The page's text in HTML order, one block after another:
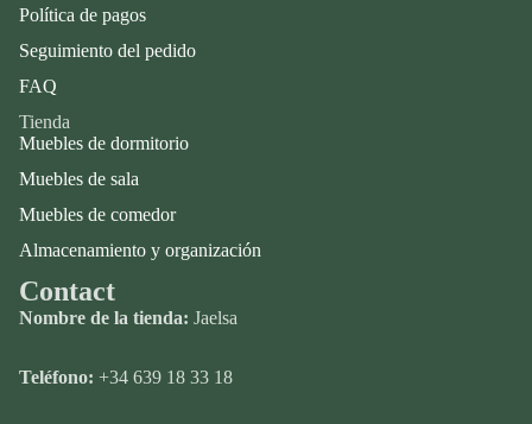
Política de pagos
Seguimiento del pedido
FAQ
Tienda
Muebles de dormitorio
Muebles de sala
Muebles de comedor
Almacenamiento y organización
Contact
Nombre de la tienda: Jaelsa
Teléfono: +34 639 18 33 18